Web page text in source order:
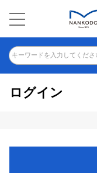
キーワードを入力してくださ
ログイン